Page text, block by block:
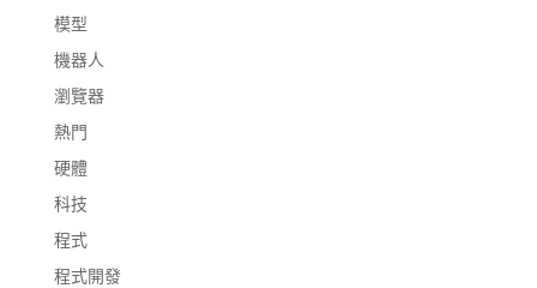
模型
機器人
瀏覽器
熱門
硬體
科技
程式
程式開發